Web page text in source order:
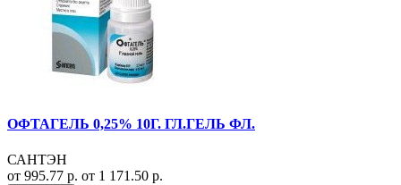
ОФТАГЕЛЬ 0,25% 10Г. ГЛ.ГЕЛЬ ФЛ.
САНТЭН
от 995.77 р. от 1 171.50 р.